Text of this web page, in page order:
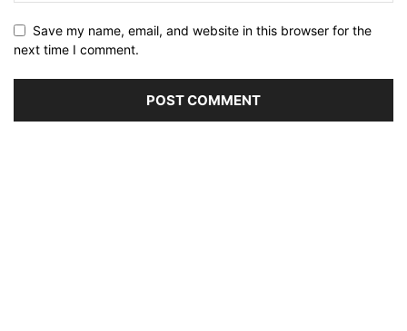
Save my name, email, and website in this browser for the
next time I comment.